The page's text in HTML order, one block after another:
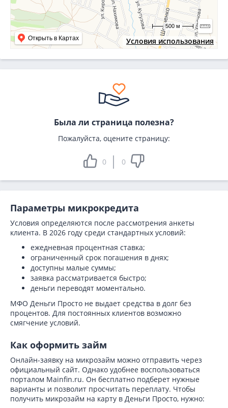
Условия использования
Открыть в Картах
500 м
Была ли страница полезна?
Пожалуйста, оцените страницу:
0 0
Параметры микрокредита
Условия определяются после рассмотрения анкеты
клиента. В 2026 году среди стандартных условий:
ежедневная процентная ставка;
ограниченный срок погашения в днях;
доступны малые суммы;
заявка рассматривается быстро;
деньги переводят моментально.
МФО Деньги Просто не выдает средства в долг без
процентов. Для постоянных клиентов возможно
смягчение условий.
Как оформить займ
Онлайн-заявку на микрозайм можно отправить через
официальный сайт. Однако удобнее воспользоваться
порталом Mainfin.ru. Он бесплатно подберет нужные
варианты и позволит просчитать переплату. Чтобы
получить микрозайм на карту в Деньги Просто, нужно: